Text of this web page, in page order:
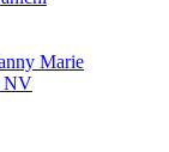
Marie
NV